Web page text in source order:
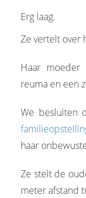
Erg laag.
Ze vertelt over
Haar
reuma en een
We besluiten
haar
Ze stelt de
meter afstand